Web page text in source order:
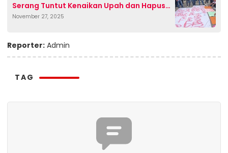
Serang Tuntut Kenaikan Upah dan Hapus
Outsourcing
November 27, 2025
Reporter: Admin
TAG